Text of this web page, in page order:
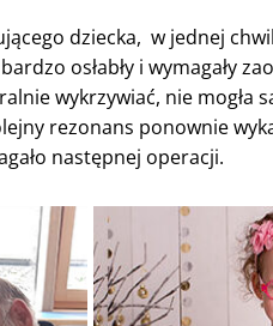
dziecka, w jednej
osłabły i wymagały
wykrzywiać, nie mogła
rezonans ponownie
następnej operacji.